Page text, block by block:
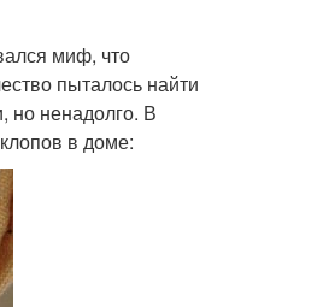
миф, что
пыталось найти
но ненадолго. В
в доме: